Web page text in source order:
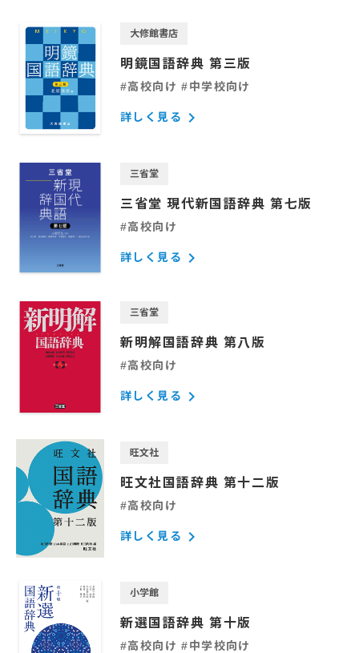
大修館書店
明鏡国語辞典 第三版
#高校向け #中学校向け
詳しく見る keyboard_arrow_right
三省堂
三省堂 現代新国語辞典 第七版
#高校向け
詳しく見る keyboard_arrow_right
三省堂
新明解国語辞典 第八版
#高校向け
詳しく見る keyboard_arrow_right
旺文社
旺文社国語辞典 第十二版
#高校向け
詳しく見る keyboard_arrow_right
小学館
新選国語辞典 第十版
#高校向け #中学校向け